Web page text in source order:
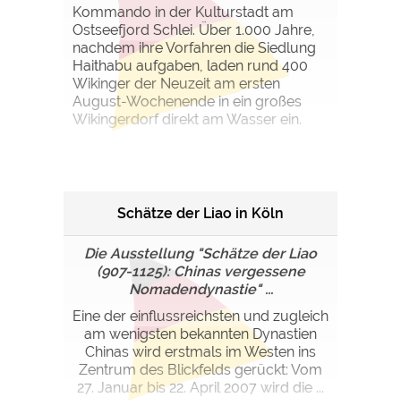
Kommando in der Kulturstadt am
Ostseefjord Schlei. Über 1.000 Jahre,
nachdem ihre Vorfahren die Siedlung
Haithabu aufgaben, laden rund 400
Wikinger der Neuzeit am ersten
August-Wochenende in ein großes
Wikingerdorf direkt am Wasser ein.
Schätze der Liao in Köln
Die Ausstellung "Schätze der Liao
(907-1125): Chinas vergessene
Nomadendynastie" ...
Eine der einflussreichsten und zugleich
am wenigsten bekannten Dynastien
Chinas wird erstmals im Westen ins
Zentrum des Blickfelds gerückt: Vom
27. Januar bis 22. April 2007 wird die ...